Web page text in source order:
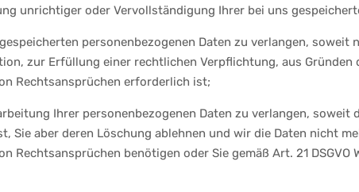
unrichtiger oder Vervollständigung Ihrer bei uns
personenbezogenen Daten zu verlangen,
zur Erfüllung einer rechtlichen Verpflichtung, aus
Rechtsansprüchen erforderlich ist;
Ihrer personenbezogenen Daten zu verlangen, soweit
aber deren Löschung ablehnen und wir die Daten nicht
Rechtsansprüchen benötigen oder Sie gemäß Art. 21 DSGVO